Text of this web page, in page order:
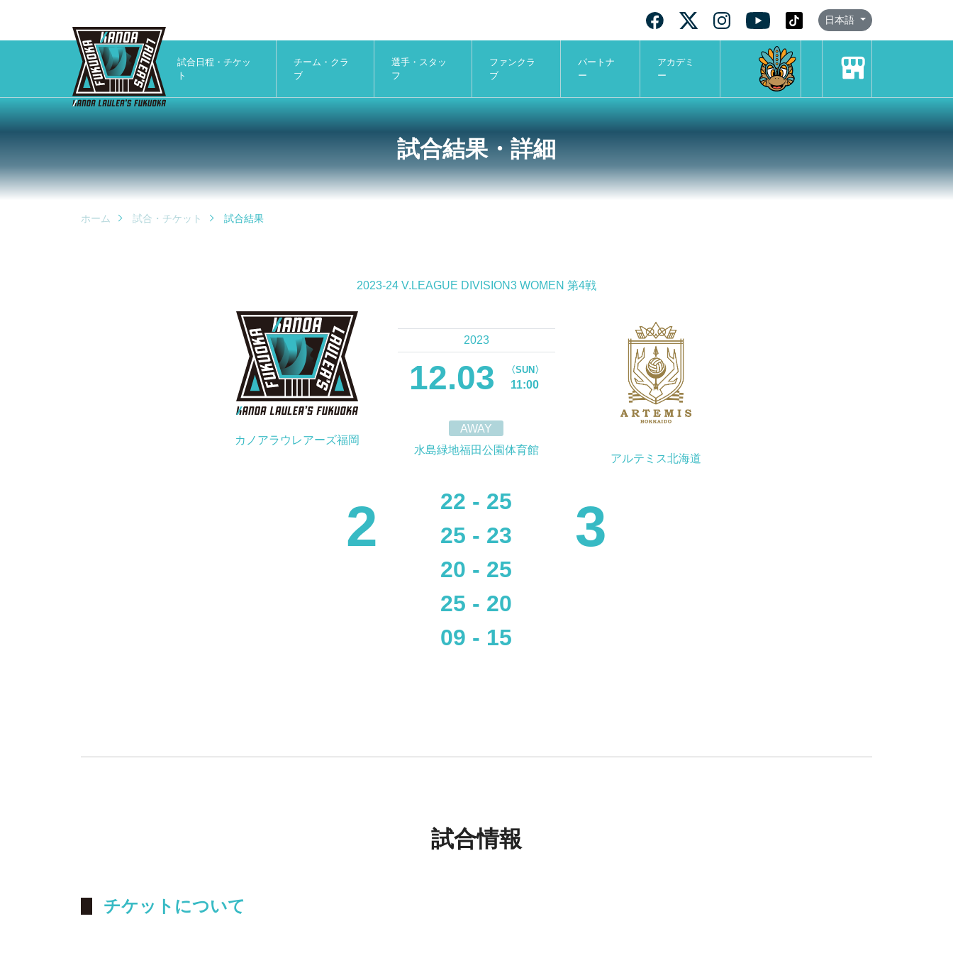
日本語
試合日程・チケッ
ト
チーム・クラ
ブ
選手・スタッ
フ
ファンクラ
ブ
パートナ
ー
アカデミ
ー
試合結果・詳細
ホーム 試合・チケット 試合結果
2023-24 V.LEAGUE DIVISION3 WOMEN 第4戦
カノアラウレアーズ福岡
2023
12.03 〈SUN〉
11:00
AWAY
水島緑地福田公園体育館
アルテミス北海道
2
22 - 25
25 - 23
20 - 25
25 - 20
09 - 15
3
試合情報
チケットについて